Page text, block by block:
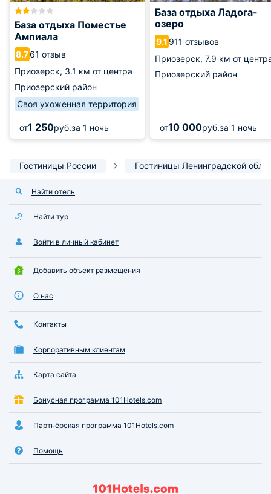
База отдыха Поместье
Ампиала
8.761 отзыв
Приозерск, 3.1 км от центра
Приозерский район
Своя ухоженная территория
от1 250руб.за 1 ночь
База отдыха Ладога-
озеро
9.1 911 отзывов
Приозерск, 7.9 км от
Приозерский район
от10 000руб.за 1 ночь
Гостиницы России Гостиницы Ленинградской
Найти отель
Найти тур
Войти в личный кабинет
Добавить объект размещения
О нас
Контакты
Корпоративным клиентам
Карта сайта
Бонусная программа 101Hotels.com
Партнёрская программа 101Hotels.com
Помощь